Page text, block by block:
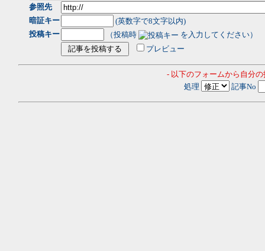
参照先
暗証キー
(英数字で8文字以内)
投稿キー
（投稿時
を入力してください）
プレビュー
- 以下のフォームから自分
処理
記事No